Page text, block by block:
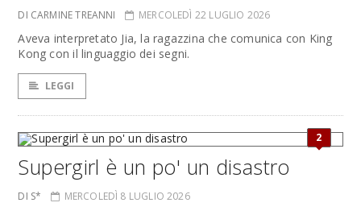
DI CARMINE TREANNI MERCOLEDÌ 22 LUGLIO 2026
Aveva interpretato Jia, la ragazzina che comunica con King
Kong con il linguaggio dei segni.
LEGGI
2
Supergirl è un po' un disastro
DI S* MERCOLEDÌ 8 LUGLIO 2026